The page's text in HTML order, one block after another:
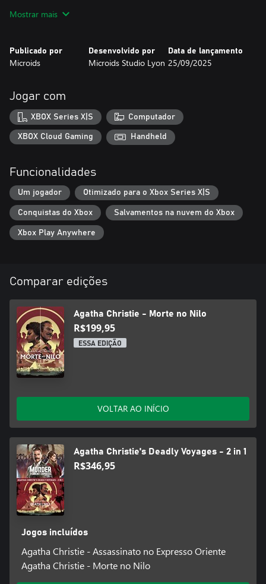
após os eventos do livro e garante novas surpresas para fãs e
cruzeiro pelo Nilo até as movimentadas ruas de Maiorca, Londres
e Cairo.
mental dinâmico para fazer deduções e avançar na história.
- Sistema de confronto: use evidências para interrogar suspeitos,
expor mentiras e descobrir verdades ocultas.
- Perfis de personagens: complete os perfis dos personagens
coletando informações por meio de diálogos e observações.
Mostrar mais
Publicado por
Microids
Desenvolvido por
Microids Studio Lyon
Data de lançamento
25/09/2025
Jogar com
XBOX Series X|S Computador
XBOX Cloud Gaming Handheld
Funcionalidades
Um jogador Otimizado para o Xbox Series X|S
Conquistas do Xbox Salvamentos na nuvem do Xbox
Xbox Play Anywhere
Comparar edições
Agatha Christie - Morte no Nilo
R$199,95
ESSA EDIÇÃO
VOLTAR AO INÍCIO
Agatha Christie's Deadly Voyages - 2 in 1
R$346,95
Jogos incluídos
Agatha Christie - Assassinato no Expresso Oriente
Agatha Christie - Morte no Nilo